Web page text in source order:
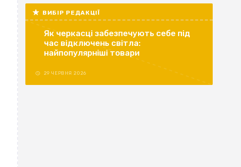
ВИБІР РЕДАКЦІЇ
Як черкасці забезпечують себе під
час відключень світла:
найпопулярніші товари
29 ЧЕРВНЯ 2026